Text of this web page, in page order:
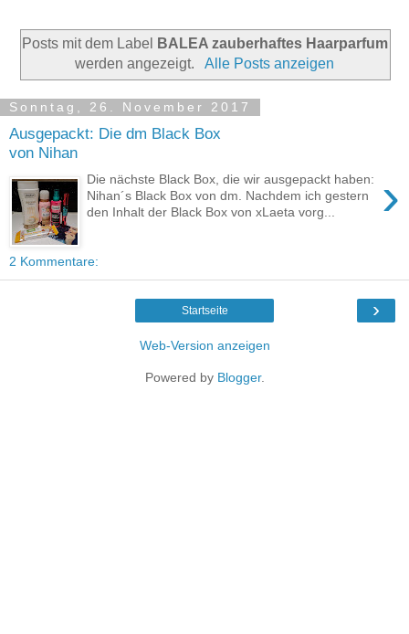
Posts mit dem Label
BALEA zauberhaftes Haarparfum
werden angezeigt.
Alle Posts anzeigen
Sonntag, 26. November 2017
Ausgepackt: Die dm Black Box
von Nihan
›
Die nächste Black Box, die wir ausgepackt haben:
Nihan´s Black Box von dm. Nachdem ich gestern
den Inhalt der Black Box von xLaeta vorg...
2 Kommentare:
›
Startseite
Web-Version anzeigen
Powered by Blogger.